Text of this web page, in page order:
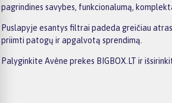
pagrindines savybes, funkcionalumą,
Puslapyje esantys filtrai padeda greičiau
priimti patogų ir apgalvotą sprendimą.
Palyginkite Avène prekes BIGBOX.LT ir